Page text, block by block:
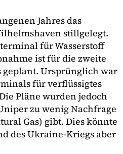
Jahres das
stillgelegt.
für Wasserstoff
ist für die zweite
geplant. Ursprünglich war
für verflüssigtes
Pläne wurden jedoch
zu wenig Nachfrage
Gas) gibt. Dies könnte
des Ukraine-Kriegs aber